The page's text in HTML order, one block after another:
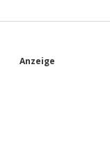
S
Anzeige